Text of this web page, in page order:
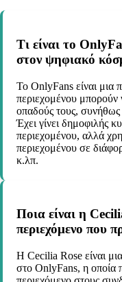
Τι είναι το
στον ψηφιακό
Το OnlyFans είναι μια
περιεχομένου μπορούν
οπαδούς τους,
Έχει γίνει δημοφιλής
περιεχομένου, αλλά
περιεχομένου σε
κ.λπ.
Ποια είναι η
περιεχόμενο που
Η Cecilia Rose είναι
στο OnlyFans, η οποία